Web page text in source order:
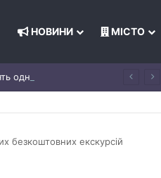
НОВИНИ МІСТО
безкоштовних екскурсій